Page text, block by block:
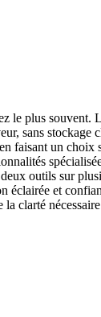
le plus souvent.
sans stockage
faisant un choix
deux outils sur
éclairée et
clarté